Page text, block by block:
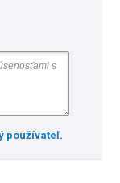
používateľ.